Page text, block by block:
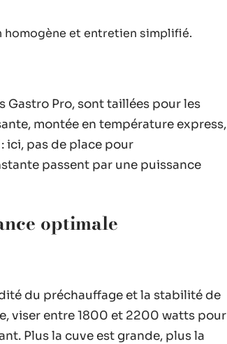
et entretien simplifié.
Gastro Pro, sont taillées pour les
montée en température express,
ici, pas de place pour
passent par une puissance
optimale
du préchauffage et la stabilité de
viser entre 1800 et 2200 watts pour
Plus la cuve est grande, plus la